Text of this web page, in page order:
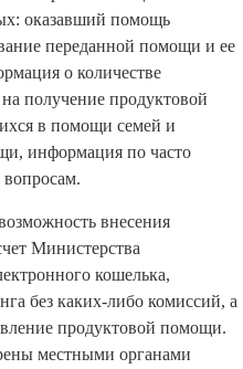
оказавший помощь
переданной помощи и ее
о количестве
получение продуктовой
в помощи семей и
информация по часто
внесения
Министерства
кошелька,
без каких-либо комиссий, а
продуктовой помощи.
местными органами